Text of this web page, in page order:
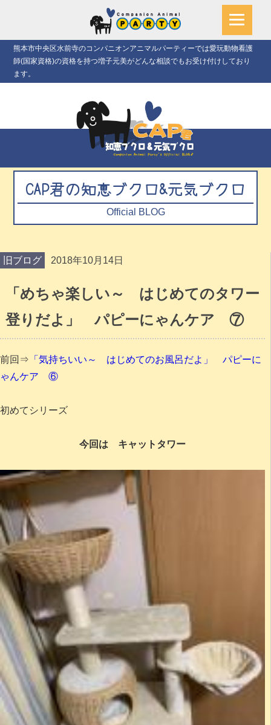
熊本市中央区水前寺のコンパニオンアニマルパーティーでは愛玩動物看護
師(国家資格)の資格を持つ増子元美がどんな相談でもお受け付けしており
ます。
CAP君の知恵ブクロ&元気ブクロ
Official BLOG
旧ブログ 2018年10月14日
「めちゃ楽しい～ はじめてのタワー
登りだよ」 パピーにゃんケア ⑦
前回⇒ 「気持ちいい～ はじめてのお風呂だよ」 パピーに
ゃんケア ⑥
初めてシリーズ
今回は キャットタワー